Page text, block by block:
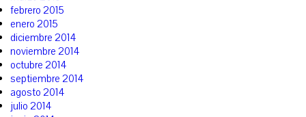
febrero 2015
enero 2015
diciembre 2014
noviembre 2014
octubre 2014
septiembre 2014
agosto 2014
julio 2014